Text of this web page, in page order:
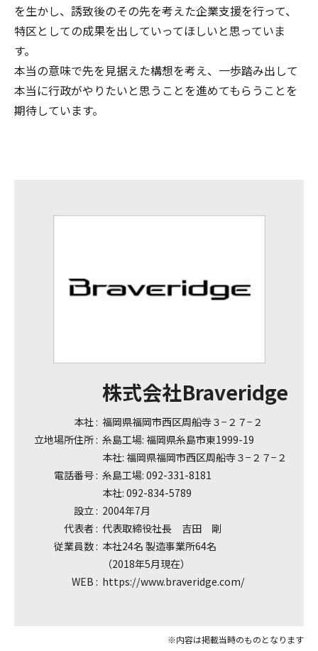
を生かし、誘致後のその先を考えた企業支援を行って、
特区としての成果を出していってほしいと思っていま
す。
本当の意味で先を見据えた構想を考え、一歩踏み出して
本当に行政がやりたいと思うことを進めてもらうことを
期待しています。
株式会社Braveridge
本社 : 福岡県福岡市西区周船寺３−２７−２
立地場所住所 : 糸島工場: 福岡県糸島市東1999-19
本社: 福岡県福岡市西区周船寺３−２７−２
電話番号 : 糸島工場: 092-331-8181
本社: 092-834-5789
設立 : 2004年7月
代表者 : 代表取締役社長 吉田 剛
従業員数 : 本社24名 製造事業所64名
（2018年5月現在）
WEB : https://www.braveridge.com/
※内容は掲載当時のものとなります